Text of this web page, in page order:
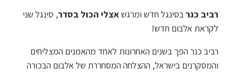
רביב כנרבסינגל חדש ומרגשאצלי הכול בסדר, סינגל שני
לקראת אלבום חדש!
רביב כנר הפך בשנים האחרונות לאחד מהאמנים המצליחים
והמסקרנים בישראל, ההצלחה המסחררת של אלבום הבכורה